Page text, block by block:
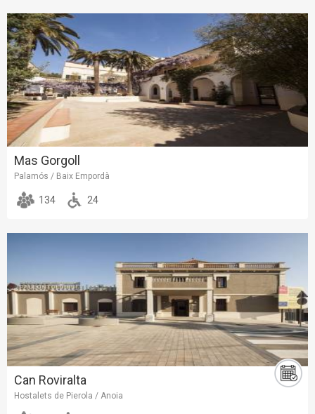
Mas Gorgoll
Palamós / Baix Empordà
134 24
Can Roviralta
Hostalets de Pierola / Anoia